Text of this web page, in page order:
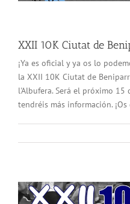
XXII 10K Ciutat de
¡Ya es oficial y ya os lo
la XXII 10K Ciutat de
l'Albufera. Será el próximo
tendréis más información. ¡Os